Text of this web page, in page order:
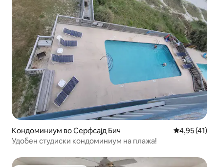
Кондоминиум во Серфсајд Бич Просечна
4,95 (41)
Удобен студиски кондоминиум на плажа!